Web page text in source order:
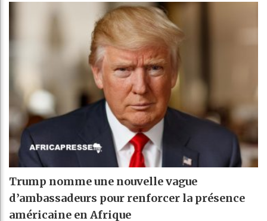
Trump nomme une nouvelle vague
d’ambassadeurs pour renforcer la présence
américaine en Afrique